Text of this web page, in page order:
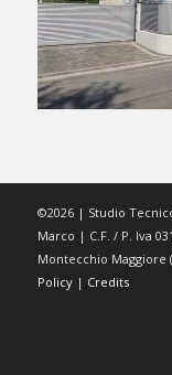
©2026 | Studio
Marco | C.F. / P. Iva
Montecchio Maggiore
Policy| Credits